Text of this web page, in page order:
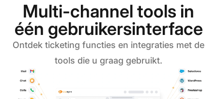
Multi-channel tools in
één gebruikersinterface
Ontdek ticketing functies en integraties met de
tools die u graag gebruikt.